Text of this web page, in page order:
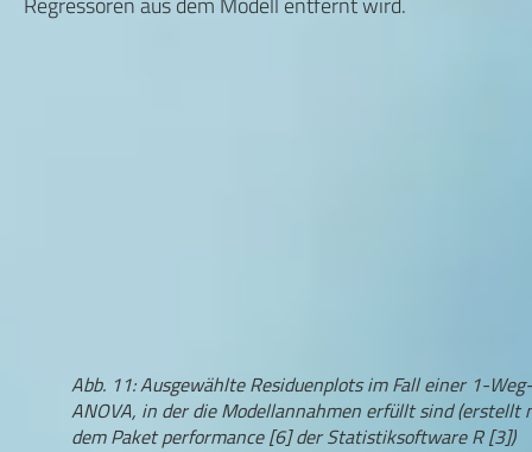
Abb. 11: Ausgewählte Residuenplots im Fall einer 1-Weg-
ANOVA, in der die Modellannahmen erfüllt sind (erstellt
dem Paket performance [6] der Statistiksoftware R [3])